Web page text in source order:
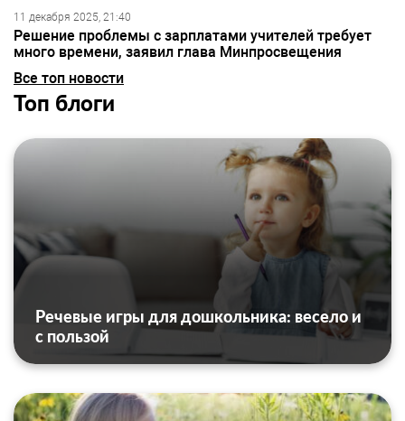
11 декабря 2025, 21:40
Решение проблемы с зарплатами учителей требует
много времени, заявил глава Минпросвещения
Все топ новости
Топ блоги
Речевые игры для дошкольника: весело и
с пользой